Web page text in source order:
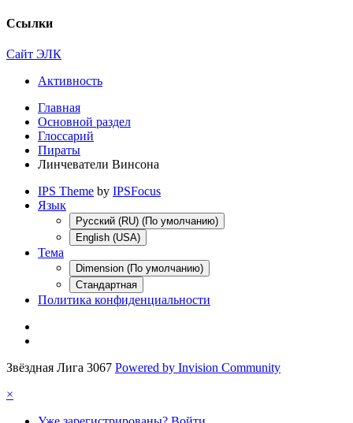
Ссылки
Сайт ЭЛК
Активность
Главная
Основной раздел
Глоссарий
Пираты
Линчеватели Винсона
IPS Theme by IPSFocus
Язык
Русский (RU) (По умолчанию)
English (USA)
Тема
Dimension (По умолчанию)
Стандартная
Политика конфиденциальности
Звёздная Лига 3067 Powered by Invision Community
×